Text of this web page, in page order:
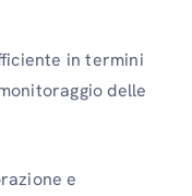
in termini
delle
e